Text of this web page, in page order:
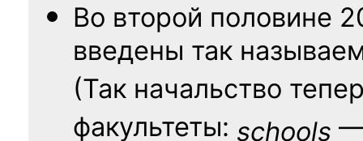
Во второй половине
введены так
(Так начальство
факультеты: schools —